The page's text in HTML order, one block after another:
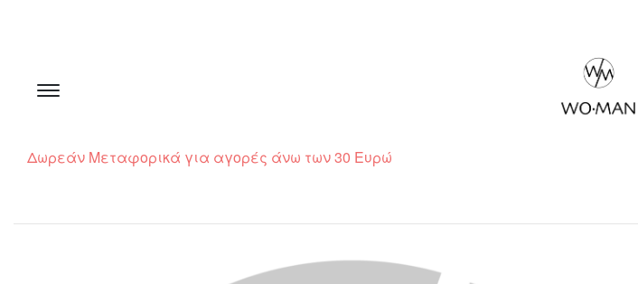
Δωρεάν Μεταφορικά για αγορές άνω των 30 Ευρώ